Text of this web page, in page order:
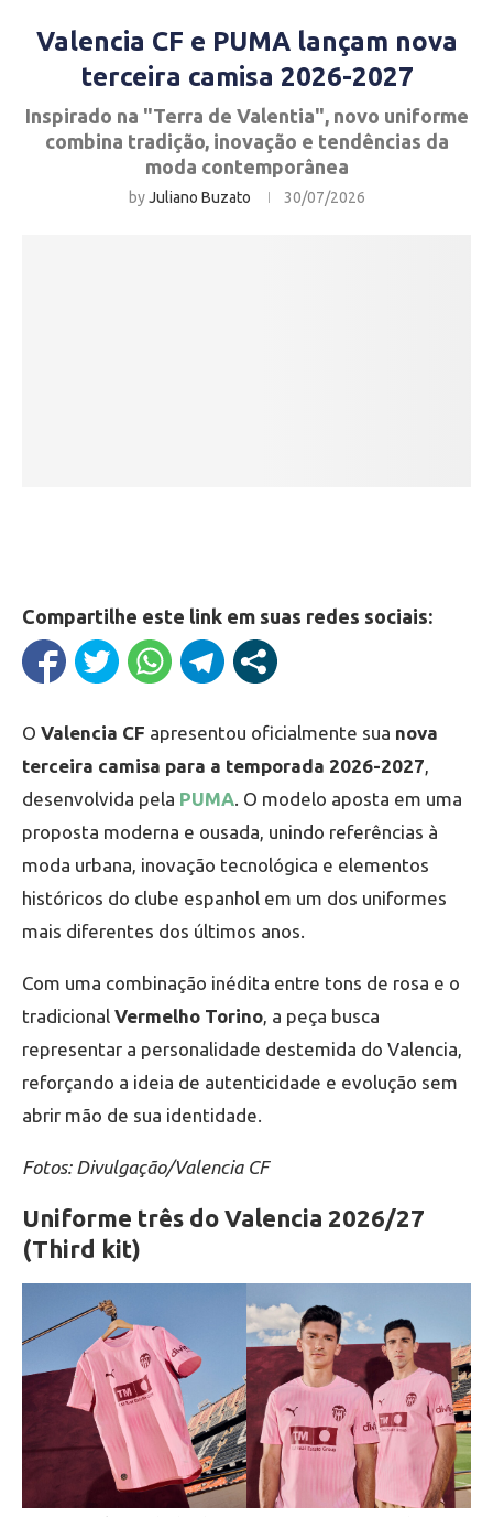
Valencia CF e PUMA lançam nova
terceira camisa 2026-2027
Inspirado na "Terra de Valentia", novo uniforme
combina tradição, inovação e tendências da
moda contemporânea
byJuliano Buzato 30/07/2026
Compartilhe este link em suas redes sociais:
O Valencia CF apresentou oficialmente sua nova
terceira camisa para a temporada 2026-2027,
desenvolvida pela PUMA. O modelo aposta em uma
proposta moderna e ousada, unindo referências à
moda urbana, inovação tecnológica e elementos
históricos do clube espanhol em um dos uniformes
mais diferentes dos últimos anos.
Com uma combinação inédita entre tons de rosa e o
tradicional Vermelho Torino, a peça busca
representar a personalidade destemida do Valencia,
reforçando a ideia de autenticidade e evolução sem
abrir mão de sua identidade.
Fotos: Divulgação/Valencia CF
Uniforme três do Valencia 2026/27
(Third kit)